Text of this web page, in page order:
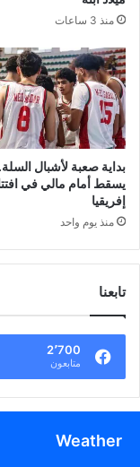
منذ 3 ساعات
بداية صعبة لأشبال
يسقط أمام مالي في
إفريقيا
منذ يوم واحد
تابعنا
2٬700
متابعون
Weather